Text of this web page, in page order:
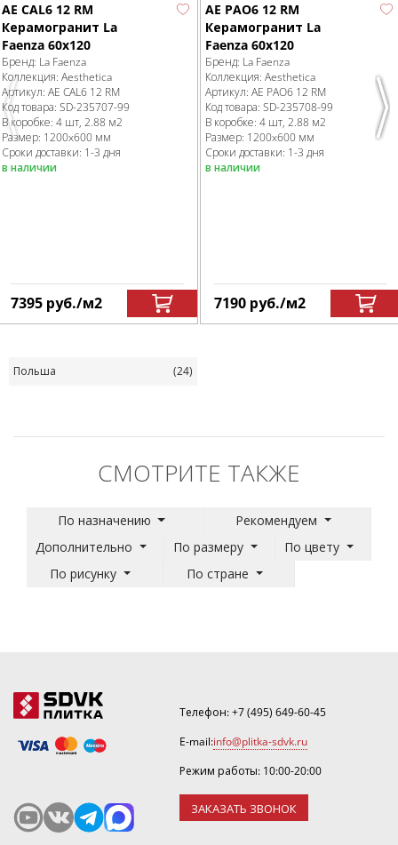
Previous
AE CAL6 12 RM
Керамогранит La
Faenza 60x120
Бренд: La Faenza
Коллекция: Aesthetica
Артикул: AE CAL6 12 RM
Код товара: SD-235707-99
В коробке: 4 шт, 2.88 м2
Размер: 1200x600 мм
Сроки доставки: 1-3 дня
в наличии
7395 руб./м2
AE PAO6 12 RM
Керамогранит La
Faenza 60x120
Бренд: La Faenza
Коллекция: Aesthetica
Артикул: AE PAO6 12 RM
Код товара: SD-235708-99
В коробке: 4 шт, 2.88 м2
Размер: 1200x600 мм
Сроки доставки: 1-3 дня
в наличии
7190 руб./м2
Польша (24)
СМОТРИТЕ ТАКЖЕ
По назначению
Рекомендуем
Дополнительно
По размеру
По цвету
По рисунку
По стране
Телефон:+7 (495) 649-60-45
E-mail:info@plitka-sdvk.ru
Режим работы: 10:00-20:00
ЗАКАЗАТЬ ЗВОНОК